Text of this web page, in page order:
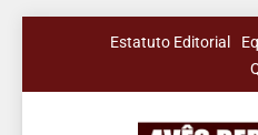
Estatuto Editorial